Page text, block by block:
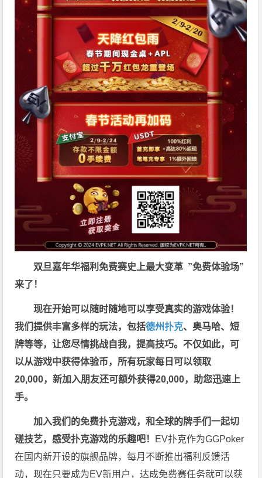
双旦嘉年华福利免费赛史上最大变革 ”免费体验场”
来了！
现在开始可以随时随地可以享受真实的游戏体验！
我们提供丰富多样的玩法，包括德州扑克、奥马哈、短
牌等等，让您尽情挑战自我，提高技巧。不仅如此， 可
以从游戏中获得体验币，所有玩家每日可以领取
20,000，新加入朋友还可额外获得20,000，助您迅速上
手。
加入我们的免费扑克游戏，和全球的牌手们一起切
磋技艺，感受扑克游戏的乐趣吧！ EV扑克作为GGPoker
在国内新开设的旗舰品牌，每月不断推出福利反馈活
动，现在只要成为EV新用户，达成免费赛任务就可以获